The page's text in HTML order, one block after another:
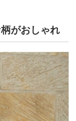
がおしゃれ